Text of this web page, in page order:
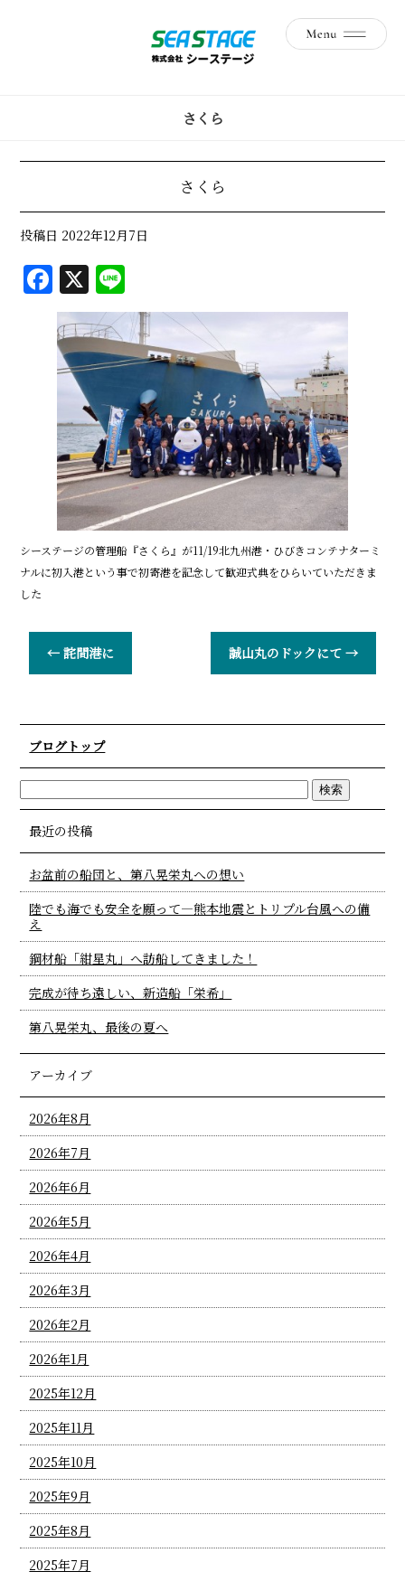
さくら
さくら
投稿日 2022年12月7日
F
a
c
e
b
o
o
k
X
n
e
シーステージの管理船『さくら』が11/19北九州港・ひびきコンテナターミ
ナルに初入港という事で初寄港を記念して歓迎式典をひらいていただきま
した
← 詫間港に 誠山丸のドックにて →
ブログトップ
最近の投稿
お盆前の船団と、第八晃栄丸への想い
陸でも海でも安全を願って―熊本地震とトリプル台風への備
え
鋼材船「紺星丸」へ訪船してきました！
完成が待ち遠しい、新造船「栄希」
第八晃栄丸、最後の夏へ
アーカイブ
2026年8月
2026年7月
2026年6月
2026年5月
2026年4月
2026年3月
2026年2月
2026年1月
2025年12月
2025年11月
2025年10月
2025年9月
2025年8月
2025年7月